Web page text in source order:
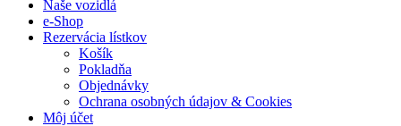
Naše vozidlá
e-Shop
Rezervácia lístkov
Košík
Pokladňa
Objednávky
Ochrana osobných údajov & Cookies
Môj účet